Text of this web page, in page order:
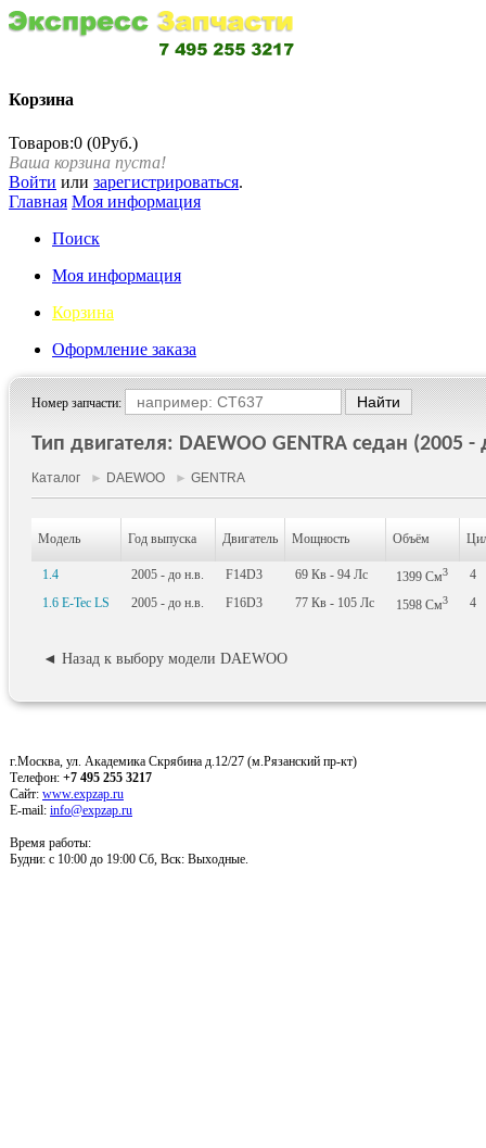
Корзина
Товаров:0 (0Руб.)
Ваша корзина пуста!
Войти или зарегистрироваться.
Главная Моя информация
Поиск
Моя информация
Корзина
Оформление заказа
Номер запчасти:
Тип двигателя: DAEWOO GENTRA седан (2005 -
Каталог ► DAEWOO ► GENTRA
Модель Год выпуска Двигатель Мощность Объём
1.4 2005 - до н.в. F14D3 69 Кв - 94 Лс 1399 См3
4
1.6 E-Tec LS
2005 - до н.в. F16D3 77 Кв - 105 Лс 1598 См3 4
◄ Назад к выбору модели DAEWOO
г.Москва, ул. Академика Скрябина д.12/27 (м.Рязанский пр-кт)
Телефон: +7 495 255 3217
Сайт: www.expzap.ru
E-mail: info@expzap.ru
Время работы:
Будни: c 10:00 до 19:00 Сб, Вск: Выходные.